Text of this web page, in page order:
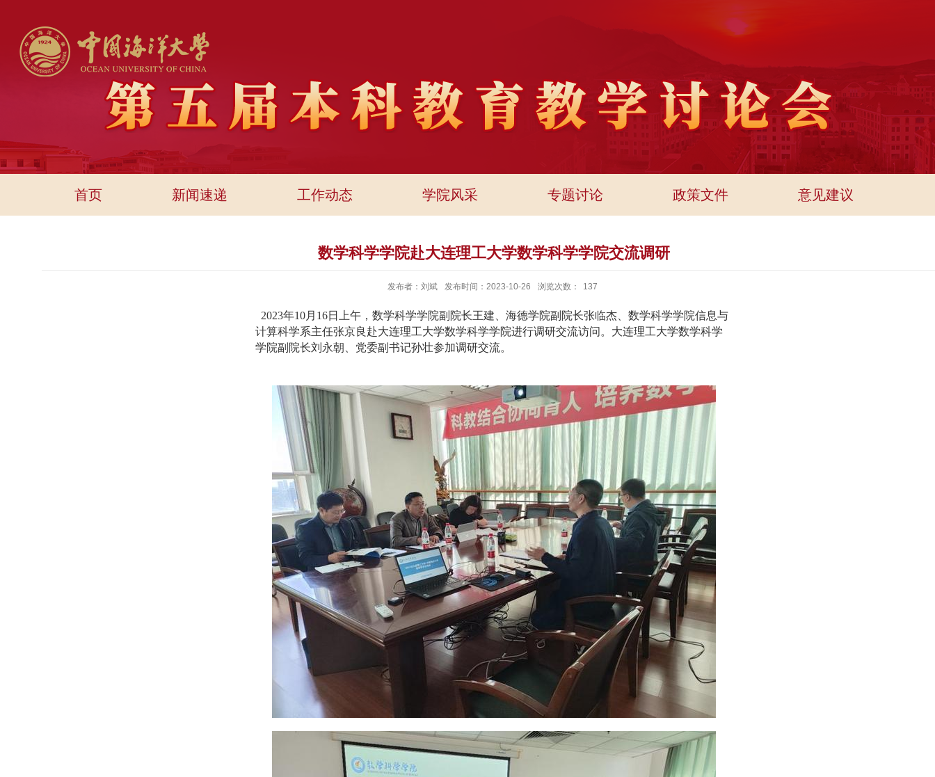
首页 新闻速递 工作动态 学院风采 专题讨论 政策文件 意见建议
数学科学学院赴大连理工大学数学科学学院交流调研
发布者：刘斌 发布时间：2023-10-26 浏览次数： 137
2023年10月16日上午，数学科学学院副院长王建、海德学院副院长张临杰、数学科学学院信息与
计算科学系主任张京良赴大连理工大学数学科学学院进行调研交流访问。大连理工大学数学科学
学院副院长刘永朝、党委副书记孙壮参加调研交流。